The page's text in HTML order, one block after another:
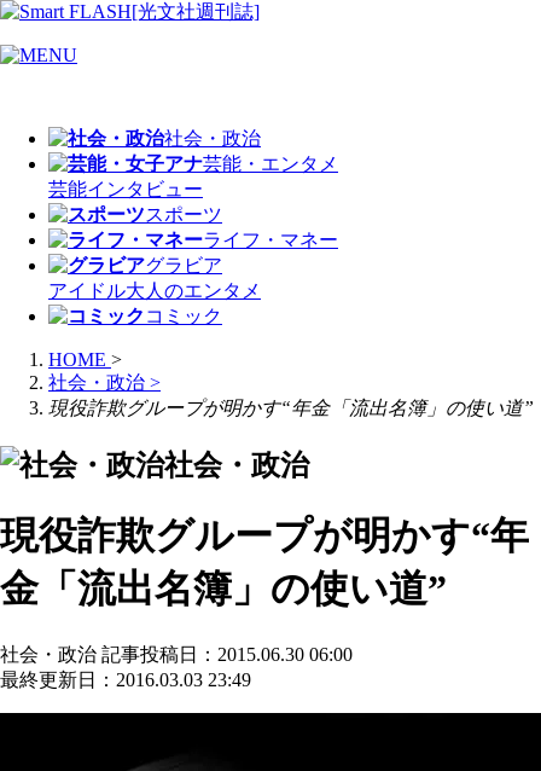
社会・政治
芸能・エンタメ
芸能インタビュー
スポーツ
ライフ・マネー
グラビア
アイドル大人のエンタメ
コミック
HOME >
社会・政治 >
現役詐欺グループが明かす“年金「流出名簿」の使い道”
社会・政治
現役詐欺グループが明かす“年
金「流出名簿」の使い道”
社会・政治 記事投稿日：2015.06.30 06:00
最終更新日：2016.03.03 23:49